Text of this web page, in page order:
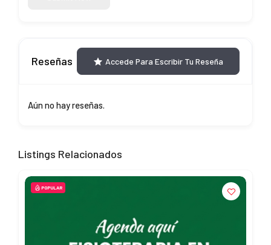
Reseñas Accede Para Escribir Tu Reseña
Aún no hay reseñas.
Listings Relacionados